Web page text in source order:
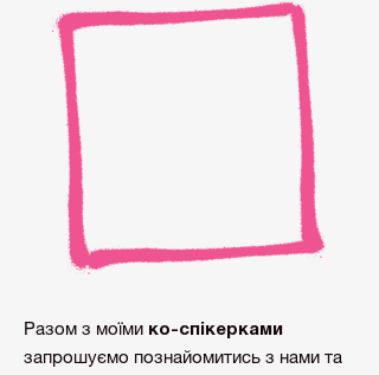
Разом з моїми ко-спікерками
запрошуємо познайомитись з нами та